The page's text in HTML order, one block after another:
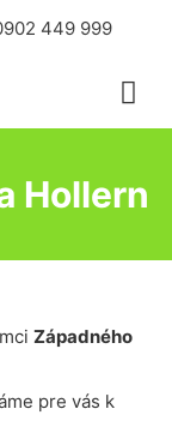
449 999
Hollern
Západného
pre vás k